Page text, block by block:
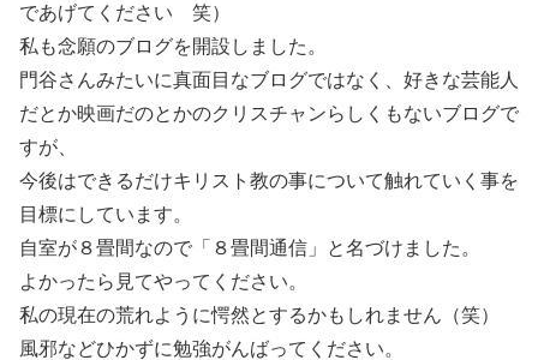
であげてください 笑）
私も念願のブログを開設しました。
門谷さんみたいに真面目なブログではなく、好きな芸能人
だとか映画だのとかのクリスチャンらしくもないブログで
すが、
今後はできるだけキリスト教の事について触れていく事を
目標にしています。
自室が８畳間なので「８畳間通信」と名づけました。
よかったら見てやってください。
私の現在の荒れように愕然とするかもしれません（笑）
風邪などひかずに勉強がんばってください。